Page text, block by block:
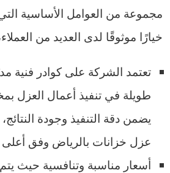
مجموعة من العوامل الأساسية
خيارًا موثوقًا لدى العديد من
تعتمد الشركة على كوادر فنية
طويلة في تنفيذ أعمال العزل
يضمن دقة التنفيذ وجودة
عزل خزانات بالرياض وفق أعلى
أسعار مناسبة وتنافسية حيث